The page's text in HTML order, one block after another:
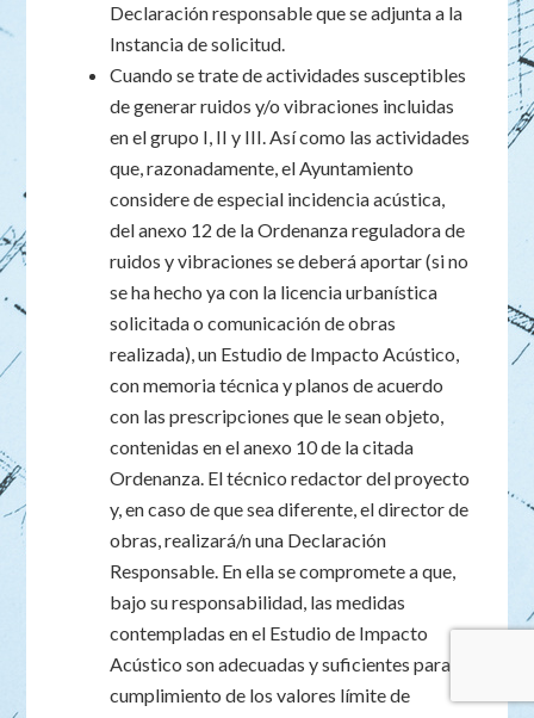
Declaración responsable que se adjunta a la
Instancia de solicitud.
Cuando se trate de actividades susceptibles
de generar ruidos y/o vibraciones incluidas
en el grupo I, II y III. Así como las actividades
que, razonadamente, el Ayuntamiento
considere de especial incidencia acústica,
del anexo 12 de la Ordenanza reguladora de
ruidos y vibraciones se deberá aportar (si no
se ha hecho ya con la licencia urbanística
solicitada o comunicación de obras
realizada), un Estudio de Impacto Acústico,
con memoria técnica y planos de acuerdo
con las prescripciones que le sean objeto,
contenidas en el anexo 10 de la citada
Ordenanza. El técnico redactor del proyecto
y, en caso de que sea diferente, el director de
obras, realizará/n una Declaración
Responsable. En ella se compromete a que,
bajo su responsabilidad, las medidas
contempladas en el Estudio de Impacto
Acústico son adecuadas y suficientes para el
cumplimiento de los valores límite de